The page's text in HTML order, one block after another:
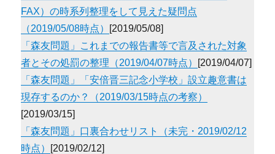
FAX）の時系列整理をして見えた疑問点
（2019/05/08時点） [2019/05/08]
「森友問題」これまでの報告書等で言及された対象
者とその処罰の整理（2019/04/07時点） [2019/04/07]
「森友問題」「安倍晋三記念小学校」設立趣意書は
現存するのか？（2019/03/15時点の考察）
[2019/03/15]
「森友問題」口裏合わせリスト（未完・2019/02/12
時点） [2019/02/12]